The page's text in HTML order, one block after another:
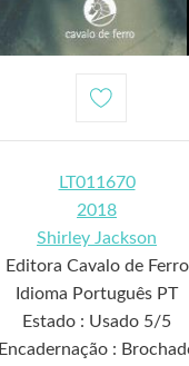
LT011670
2018
Shirley Jackson
Editora Cavalo de Ferro
Idioma Português PT
Estado : Usado 5/5
Encadernação :